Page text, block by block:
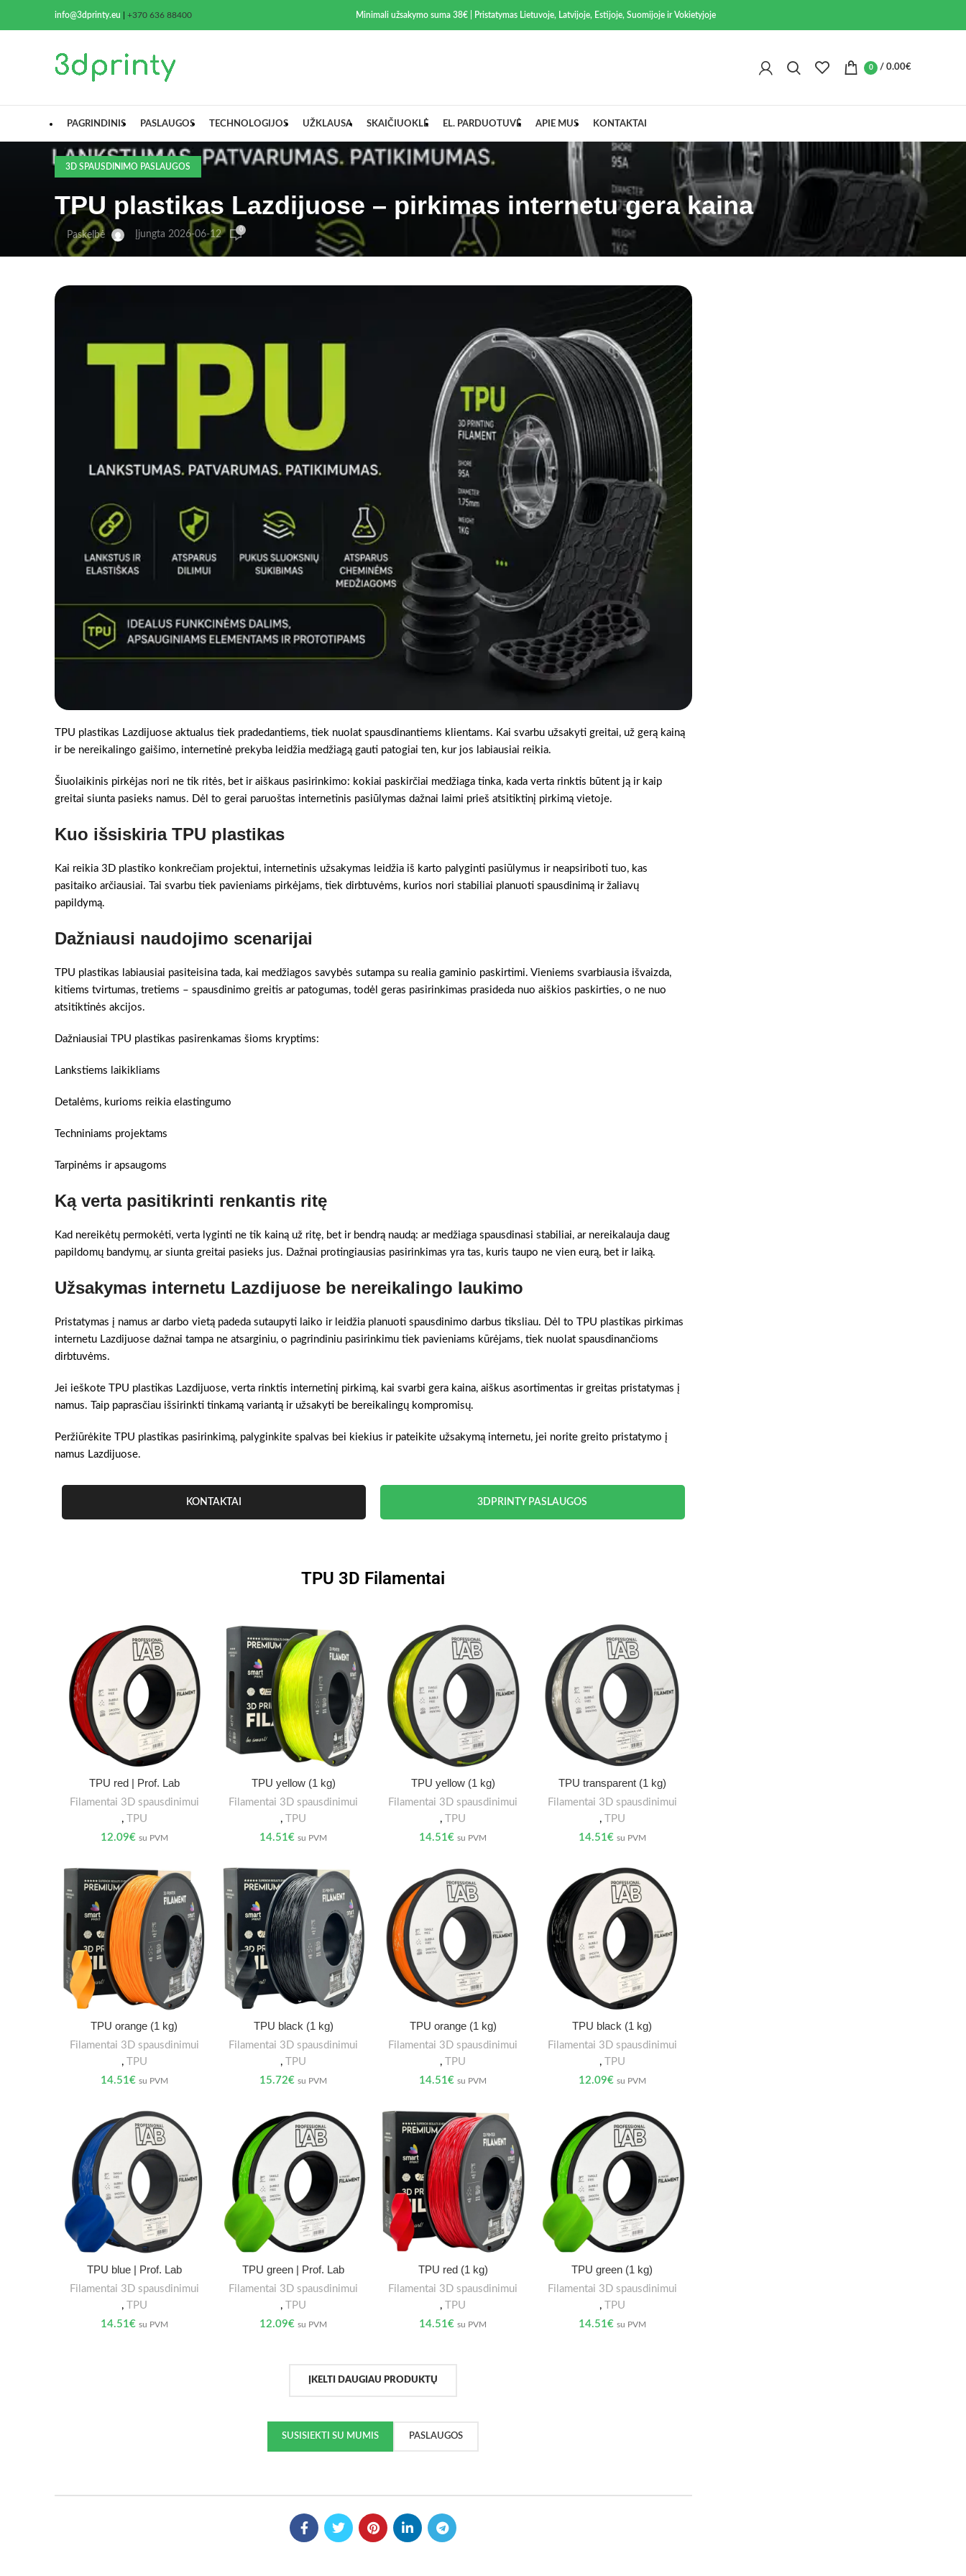
info@3dprinty.eu +370 636 88400 Minimali užsakymo suma 38€ | Pristatymas Lietuvoje, Latvijoje, Estijoje, Suomijoje ir Vokietyjoje
0 / 0.00€
PAGRINDINIS PASLAUGOS TECHNOLOGIJOS UŽKLAUSA SKAIČIUOKLĖ EL. PARDUOTUVĖ APIE MUS KONTAKTAI
3D SPAUSDINIMO PASLAUGOS
TPU plastikas Lazdijuose – pirkimas internetu gera kaina
Paskelbė Įjungta 2026-06-12 0
TPU plastikas Lazdijuose aktualus tiek pradedantiems, tiek nuolat spausdinantiems klientams. Kai svarbu užsakyti greitai, už gerą kainą
ir be nereikalingo gaišimo, internetinė prekyba leidžia medžiagą gauti patogiai ten, kur jos labiausiai reikia.
Šiuolaikinis pirkėjas nori ne tik ritės, bet ir aiškaus pasirinkimo: kokiai paskirčiai medžiaga tinka, kada verta rinktis būtent ją ir kaip
greitai siunta pasieks namus. Dėl to gerai paruoštas internetinis pasiūlymas dažnai laimi prieš atsitiktinį pirkimą vietoje.
Kuo išsiskiria TPU plastikas
Kai reikia 3D plastiko konkrečiam projektui, internetinis užsakymas leidžia iš karto palyginti pasiūlymus ir neapsiriboti tuo, kas
pasitaiko arčiausiai. Tai svarbu tiek pavieniams pirkėjams, tiek dirbtuvėms, kurios nori stabiliai planuoti spausdinimą ir žaliavų
papildymą.
Dažniausi naudojimo scenarijai
TPU plastikas labiausiai pasiteisina tada, kai medžiagos savybės sutampa su realia gaminio paskirtimi. Vieniems svarbiausia išvaizda,
kitiems tvirtumas, tretiems – spausdinimo greitis ar patogumas, todėl geras pasirinkimas prasideda nuo aiškios paskirties, o ne nuo
atsitiktinės akcijos.
Dažniausiai TPU plastikas pasirenkamas šioms kryptims:
Lankstiems laikikliams
Detalėms, kurioms reikia elastingumo
Techniniams projektams
Tarpinėms ir apsaugoms
Ką verta pasitikrinti renkantis ritę
Kad nereikėtų permokėti, verta lyginti ne tik kainą už ritę, bet ir bendrą naudą: ar medžiaga spausdinasi stabiliai, ar nereikalauja daug
papildomų bandymų, ar siunta greitai pasieks jus. Dažnai protingiausias pasirinkimas yra tas, kuris taupo ne vien eurą, bet ir laiką.
Užsakymas internetu Lazdijuose be nereikalingo laukimo
Pristatymas į namus ar darbo vietą padeda sutaupyti laiko ir leidžia planuoti spausdinimo darbus tiksliau. Dėl to TPU plastikas pirkimas
internetu Lazdijuose dažnai tampa ne atsarginiu, o pagrindiniu pasirinkimu tiek pavieniams kūrėjams, tiek nuolat spausdinančioms
dirbtuvėms.
Jei ieškote TPU plastikas Lazdijuose, verta rinktis internetinį pirkimą, kai svarbi gera kaina, aiškus asortimentas ir greitas pristatymas į
namus. Taip paprasčiau išsirinkti tinkamą variantą ir užsakyti be bereikalingų kompromisų.
Peržiūrėkite TPU plastikas pasirinkimą, palyginkite spalvas bei kiekius ir pateikite užsakymą internetu, jei norite greito pristatymo į
namus Lazdijuose.
KONTAKTAI 3DPRINTY PASLAUGOS
TPU 3D Filamentai
TPU red | Prof. Lab
Filamentai 3D spausdinimui
, TPU
12.09€ su PVM
TPU yellow (1 kg)
Filamentai 3D spausdinimui
,TPU
14.51€ su PVM
TPU yellow (1 kg)
Filamentai 3D spausdinimui
,TPU
14.51€ su PVM
TPU transparent (1 kg)
Filamentai 3D spausdinimui
, TPU
14.51€ su PVM
TPU orange (1 kg)
Filamentai 3D spausdinimui
,
TPU
14.51€ su PVM
TPU black (1 kg)
Filamentai 3D spausdinimui
,
TPU
15.72€ su PVM
TPU orange (1 kg)
Filamentai 3D spausdinimui
,
TPU
14.51€ su PVM
TPU black (1 kg)
Filamentai 3D spausdinimui
,
TPU
12.09€ su PVM
TPU blue | Prof. Lab
Filamentai 3D spausdinimui
,
TPU
14.51€ su PVM
TPU green | Prof. Lab
Filamentai 3D spausdinimui
,
TPU
12.09€ su PVM
TPU red (1 kg)
Filamentai 3D spausdinimui
,
TPU
14.51€ su PVM
TPU green (1 kg)
Filamentai 3D spausdinimui
,
TPU
14.51€ su PVM
ĮKELTI DAUGIAU PRODUKTŲ
SUSISIEKTI SU MUMIS PASLAUGOS